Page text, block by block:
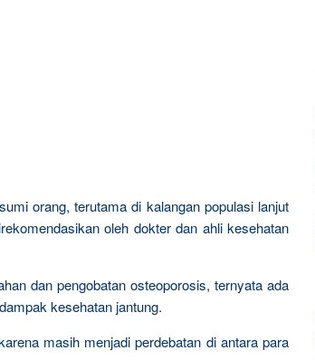
orang, terutama di kalangan populasi lanjut
oleh dokter dan ahli kesehatan
dan pengobatan osteoporosis, ternyata ada
kesehatan jantung.
masih menjadi perdebatan di antara para